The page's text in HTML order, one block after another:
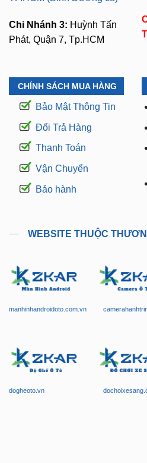
Chi Nhánh 3: Huỳnh Tấn
Phát, Quận 7, Tp.HCM
CHÍNH SÁCH MUA HÀNG
Bảo Mật Thông Tin
Đổi Trả Hàng
Thanh Toán
Vận Chuyển
Bảo hành
WEBSITE THUỘC
manhinhandroidoto.com.vn
dogheoto.vn